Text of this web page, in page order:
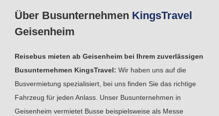
Über Busunternehmen KingsTravel
Geisenheim
Reisebus mieten ab Geisenheim bei Ihrem zuverlässigen
Busunternehmen KingsTravel: Wir haben uns auf die
Busvermietung spezialisiert, bei uns finden Sie das richtige
Fahrzeug für jeden Anlass. Unser Busunternehmen in
Geisenheim vermietet Busse beispielsweise als Messe